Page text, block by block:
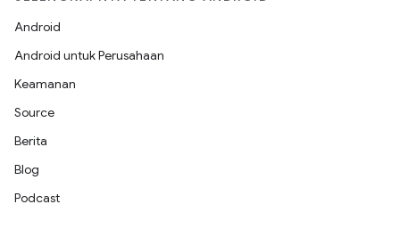
Android
Android untuk Perusahaan
Keamanan
Source
Berita
Blog
Podcast